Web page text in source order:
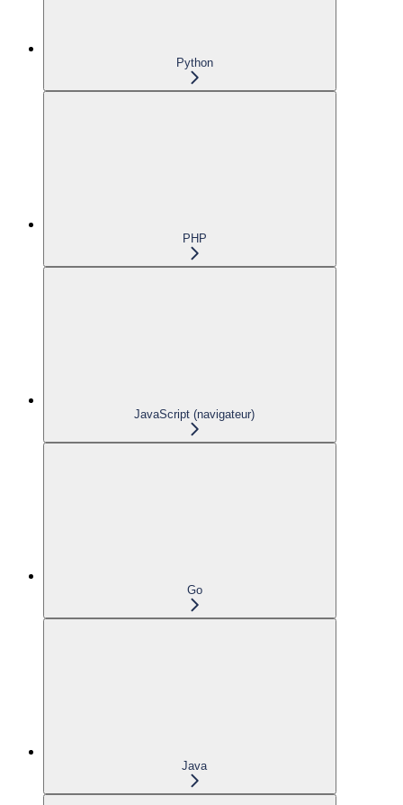
Python
PHP
JavaScript (navigateur)
Go
Java